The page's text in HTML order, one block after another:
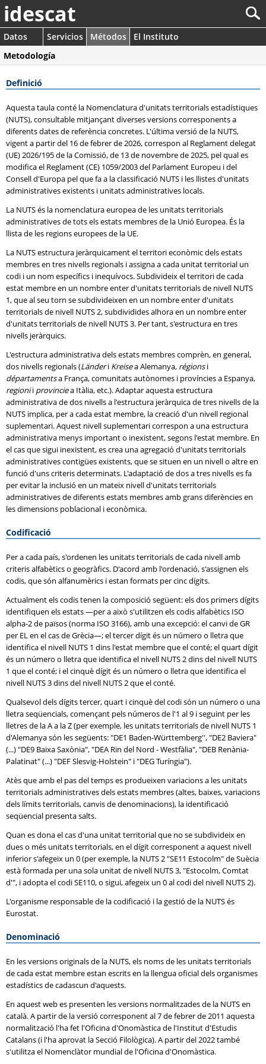
idescat
Datos Servicios Métodos
El Instituto
Metodología
Definició
Aquesta taula conté la Nomenclatura d'unitats territorials estadístiques
(NUTS), consultable mitjançant diverses versions corresponents a
diferents dates de referència concretes. L'última versió de la NUTS,
vigent a partir del 16 de febrer de 2026, correspon al Reglament delegat
(UE) 2026/195 de la Comissió, de 13 de novembre de 2025, pel qual es
modifica el Reglament (CE) 1059/2003 del Parlament Europeu i del
Consell d'Europa pel que fa a la classificació NUTS i les llistes d'unitats
administratives existents i unitats administratives locals.
La NUTS és la nomenclatura europea de les unitats territorials
administratives de tots els estats membres de la Unió Europea. És la
llista de les regions europees de la UE.
La NUTS estructura jeràrquicament el territori econòmic dels estats
membres en tres nivells regionals i assigna a cada unitat territorial un
codi i un nom específics i inequívocs. Subdivideix el territori de cada
estat membre en un nombre enter d'unitats territorials de nivell NUTS
1, que al seu torn se subdivideixen en un nombre enter d'unitats
territorials de nivell NUTS 2, subdividides alhora en un nombre enter
d'unitats territorials de nivell NUTS 3. Per tant, s'estructura en tres
nivells jeràrquics.
L'estructura administrativa dels estats membres comprèn, en general,
dos nivells regionals (Länderi Kreisea Alemanya, régionsi
départamentsa França, comunitats autònomes i províncies a Espanya,
regionii provinciea Itàlia, etc.). Adaptar aquesta estructura
administrativa de dos nivells a l'estructura jeràrquica de tres nivells de la
NUTS implica, per a cada estat membre, la creació d'un nivell regional
suplementari. Aquest nivell suplementari correspon a una estructura
administrativa menys important o inexistent, segons l'estat membre. En
el cas que sigui inexistent, es crea una agregació d'unitats territorials
administratives contigües existents, que se situen en un nivell o altre en
funció d'uns criteris determinats. L'adaptació de dos a tres nivells es fa
per evitar la inclusió en un mateix nivell d'unitats territorials
administratives de diferents estats membres amb grans diferències en
les dimensions poblacional i econòmica.
Codificació
Per a cada país, s'ordenen les unitats territorials de cada nivell amb
criteris alfabètics o geogràfics. D'acord amb l'ordenació, s'assignen els
codis, que són alfanumèrics i estan formats per cinc dígits.
Actualment els codis tenen la composició següent: els dos primers dígits
identifiquen els estats —per a això s'utilitzen els codis alfabètics ISO
alpha-2 de països (norma ISO 3166), amb una excepció: el canvi de GR
per EL en el cas de Grècia—; el tercer dígit és un número o lletra que
identifica el nivell NUTS 1 dins l'estat membre que el conté; el quart dígit
és un número o lletra que identifica el nivell NUTS 2 dins del nivell NUTS
1 que el conté; i el cinquè dígit és un número o lletra que identifica el
nivell NUTS 3 dins del nivell NUTS 2 que el conté.
Qualsevol dels dígits tercer, quart i cinquè del codi són un número o una
lletra seqüencials, començant pels números de l'1 al 9 i seguint per les
lletres de la A a la Z (per exemple, les unitats territorials de nivell NUTS 1
d'Alemanya són les següents: "DE1 Baden-Württemberg'', "DE2 Baviera"
(...) "DE9 Baixa Saxònia", "DEA Rin del Nord - Westfàlia", "DEB Renània-
Palatinat" (...) "DEF Slesvig-Holstein" i "DEG Turíngia").
Atès que amb el pas del temps es produeixen variacions a les unitats
territorials administratives dels estats membres (altes, baixes, variacions
dels límits territorials, canvis de denominacions), la identificació
seqüencial presenta salts.
Quan es dona el cas d'una unitat territorial que no se subdivideix en
dues o més unitats territorials, en el dígit corresponent a aquest nivell
inferior s'afegeix un 0 (per exemple, la NUTS 2 "SE11 Estocolm" de Suècia
està formada per una sola unitat de nivell NUTS 3, "Estocolm, Comtat
d'", i adopta el codi SE110, o sigui, afegeix un 0 al codi del nivell NUTS 2).
L'organisme responsable de la codificació i la gestió de la NUTS és
Eurostat.
Denominació
En les versions originals de la NUTS, els noms de les unitats territorials
de cada estat membre estan escrits en la llengua oficial dels organismes
estadístics de cadascun d'aquests.
En aquest web es presenten les versions normalitzades de la NUTS en
català. A partir de la versió corresponent al 7 de febrer de 2011 aquesta
normalització l'ha fet l'Oficina d'Onomàstica de l'Institut d'Estudis
Catalans (i l'ha aprovat la Secció Filològica). A partir del 2022 també
s'utilitza el Nomenclàtor mundial de l'Oficina d'Onomàstica.